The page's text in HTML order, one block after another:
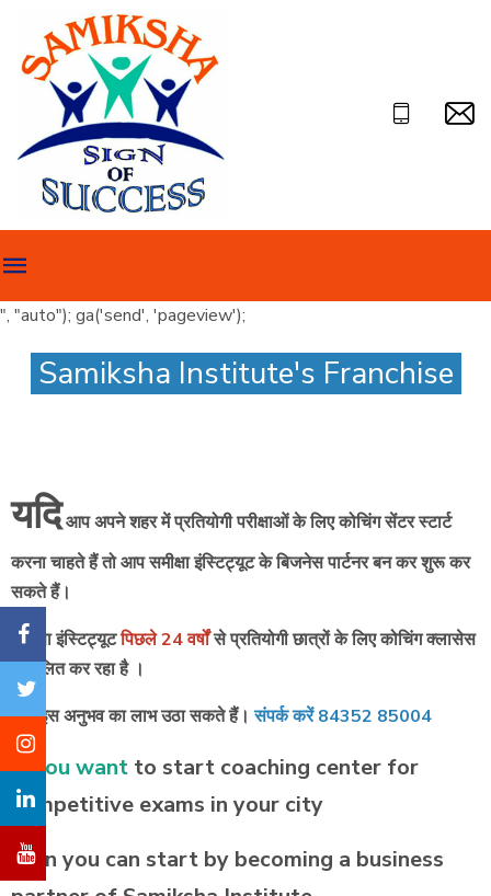
", "auto"); ga('send', 'pageview');
Samiksha Institute's Franchise
यदिआप अपने शहर में प्रतियोगी परीक्षाओं के लिए कोचिंग सेंटर स्टार्ट
करना चाहते हैं तो आप समीक्षा इंस्टिट्यूट के बिजनेस पार्टनर बन कर शुरू कर
सकते हैं।
समीक्षा इंस्टिट्यूटपिछले 24 वर्षोंसे प्रतियोगी छात्रों के लिए कोचिंग क्लासेस
संचालित कर रहा है ।
आप इस अनुभव का लाभ उठा सकते हैं।संपर्क करें 84352 85004
If you want to start coaching center for
competitive exams in your city
then you can start by becoming a business